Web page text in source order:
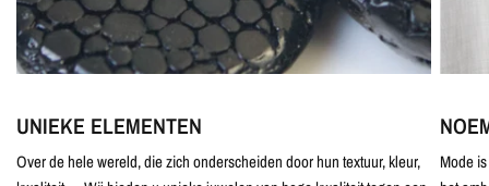
UNIEKE ELEMENTEN
Over de hele wereld, die zich onderscheiden door hun textuur, kleur,
Mode